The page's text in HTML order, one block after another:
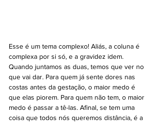
Esse é um tema complexo! Aliás, a coluna é
complexa por si só, e a gravidez idem.
Quando juntamos as duas, temos que ver no
que vai dar. Para quem já sente dores nas
costas antes da gestação, o maior medo é
que elas piorem. Para quem não tem, o maior
medo é passar a tê-las. Afinal, se tem uma
coisa que todos nós queremos distância, é a